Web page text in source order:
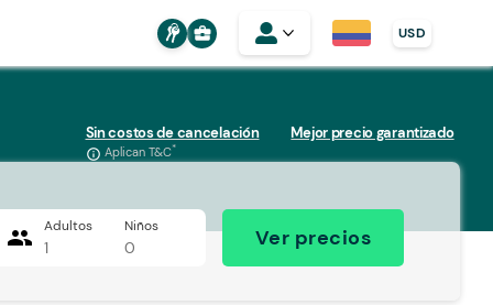
business_center USD
Sin costos de cancelación
info_outline Aplican T&C*
Mejor precio garantizado
people Adultos
1
Niños
0 Ver precios